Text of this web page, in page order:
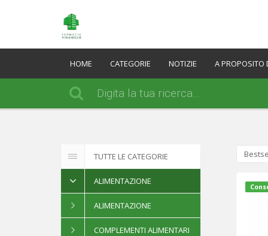
HOME CATEGORIE NOTIZIE A PROPOSITO
TUTTE LE CATEGORIE
ALIMENTAZIONE
ALIMENTAZIONE
COMPLEMENTI ALIMENTARI